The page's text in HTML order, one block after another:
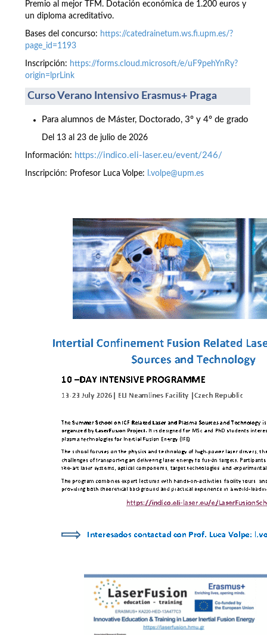
Premio al mejor TFM. Dotación económica de 1.200 euros y
un diploma acreditativo.
Bases del concurso: https://catedrainetum.ws.fi.upm.es/?
page_id=1193
Inscripción: https://forms.cloud.microsoft/e/uF9pehYnRy?
origin=lprLink
Curso Verano Intensivo Erasmus+ Praga
Para alumnos de Máster, Doctorado, 3º y 4º de grado
Del 13 al 23 de julio de 2026
Información: https://indico.eli-laser.eu/event/246/
Inscripción: Profesor Luca Volpe: l.volpe@upm.es